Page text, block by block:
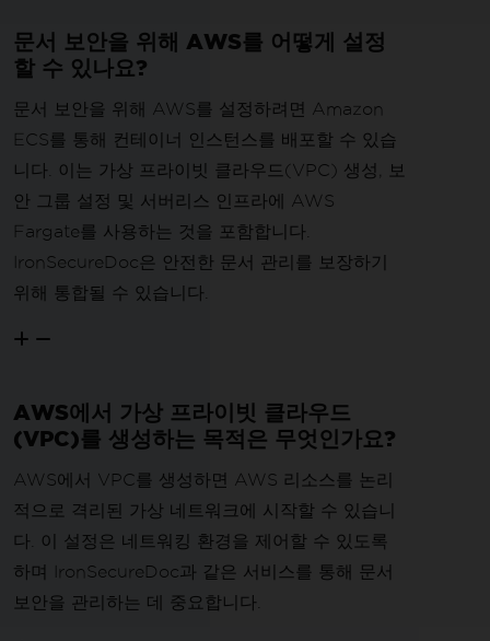
문서 보안을 위해 AWS를 어떻게 설정
할 수 있나요?
문서 보안을 위해 AWS를 설정하려면 Amazon
ECS를 통해 컨테이너 인스턴스를 배포할 수 있습
니다. 이는 가상 프라이빗 클라우드(VPC) 생성, 보
안 그룹 설정 및 서버리스 인프라에 AWS
Fargate를 사용하는 것을 포함합니다.
IronSecureDoc은 안전한 문서 관리를 보장하기
위해 통합될 수 있습니다.
AWS에서 가상 프라이빗 클라우드
(VPC)를 생성하는 목적은 무엇인가요?
AWS에서 VPC를 생성하면 AWS 리소스를 논리
적으로 격리된 가상 네트워크에 시작할 수 있습니
다. 이 설정은 네트워킹 환경을 제어할 수 있도록
하며 IronSecureDoc과 같은 서비스를 통해 문서
보안을 관리하는 데 중요합니다.